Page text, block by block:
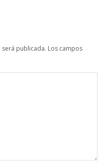
publicada. Los campos